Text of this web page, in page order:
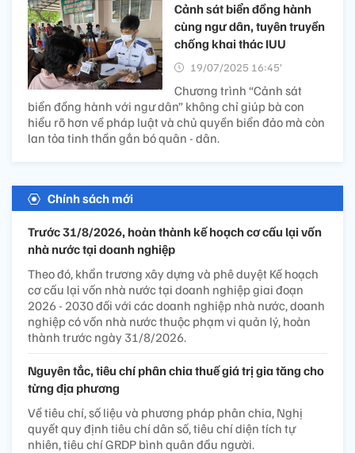
Cảnh sát biển đồng hành
cùng ngư dân, tuyên truyền
chống khai thác IUU
19/07/2025 16:45’
Chương trình “Cảnh sát
biển đồng hành với ngư dân” không chỉ giúp bà con
hiểu rõ hơn về pháp luật và chủ quyền biển đảo mà còn
lan tỏa tinh thần gắn bó quân - dân.
Chính sách mới
Trước 31/8/2026, hoàn thành kế hoạch cơ cấu lại vốn
nhà nước tại doanh nghiệp
Theo đó, khẩn trương xây dựng và phê duyệt Kế hoạch
cơ cấu lại vốn nhà nước tại doanh nghiệp giai đoạn
2026 - 2030 đối với các doanh nghiệp nhà nước, doanh
nghiệp có vốn nhà nước thuộc phạm vi quản lý, hoàn
thành trước ngày 31/8/2026.
Nguyên tắc, tiêu chí phân chia thuế giá trị gia tăng cho
từng địa phương
Về tiêu chí, số liệu và phương pháp phân chia, Nghị
quyết quy định tiêu chí dân số, tiêu chí diện tích tự
nhiên, tiêu chí GRDP bình quân đầu người.